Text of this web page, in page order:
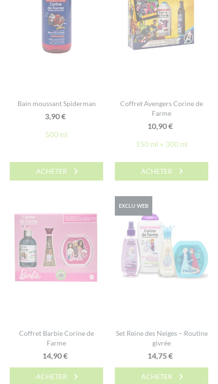
Bain moussant Spiderman
3,90€
500 ml
ACHETER
Coffret Avengers Corine de
Farme
10,90€
150 ml + 300 ml
ACHETER
Coffret Barbie Corine de
Farme
14,90€
ACHETER
EXCLU WEB
Set Reine des Neiges – Routine
givrée
14,75€
ACHETER